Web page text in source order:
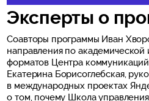
Эксперты о
Соавторы программы Иван
направления по
форматов Центра
Екатерина Борисоглебская,
в международных проектах
о том, почему Школа